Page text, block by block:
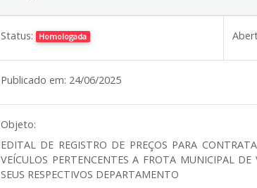
Status: Homologada
Publicado em: 24/06/2025
Objeto:
EDITAL DE REGISTRO DE PREÇOS PARA
VEÍCULOS PERTENCENTES A FROTA MUNICIPAL
SEUS RESPECTIVOS DEPARTAMENTO